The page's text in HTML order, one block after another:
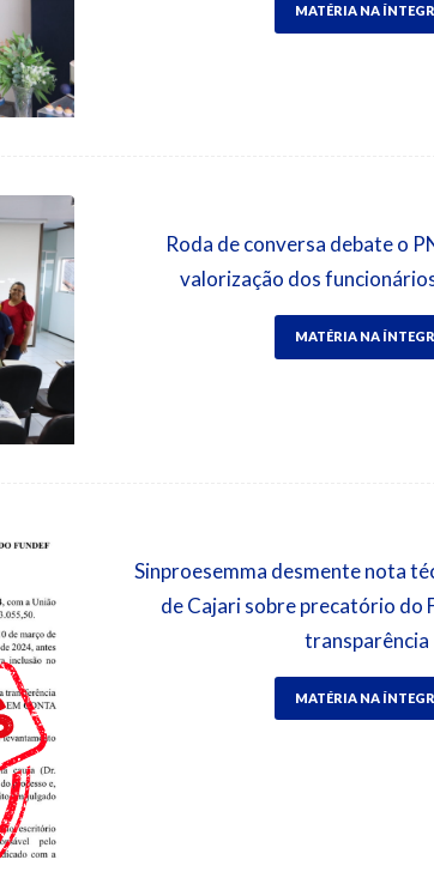
MATÉRIA NA
Roda de conversa debate o
valorização dos
MATÉRIA NA
Sinproesemma desmente nota
de Cajari sobre precatório do
transparência
MATÉRIA NA